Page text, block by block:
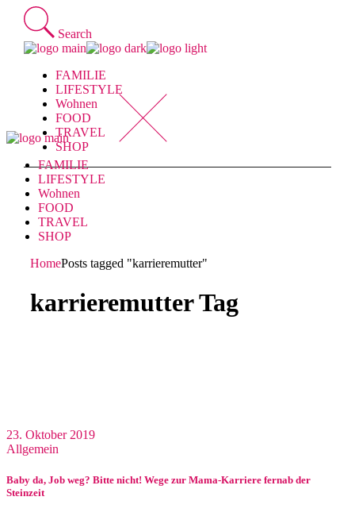
Skip
content
Search
FAMILIE
LIFESTYLE
Wohnen
FOOD
TRAVEL
SHOP
FAMILIE
LIFESTYLE
Wohnen
FOOD
TRAVEL
SHOP
HomePosts tagged "karrieremutter"
karrieremutter Tag
23. Oktober 2019
Allgemein
Baby da, Job weg? Bitte nicht! Wege zur Mama-Karriere fernab der
Steinzeit